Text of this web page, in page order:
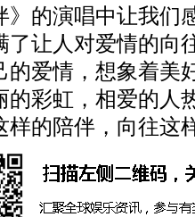
的演唱中让我们
了让人对爱情的向
的爱情，想象着美
的彩虹，相爱的人
样的陪伴，向往这